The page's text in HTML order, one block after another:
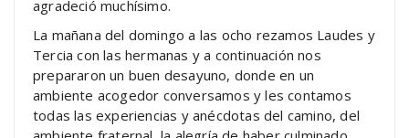
agradeció muchísimo.
La mañana del domingo a las ocho rezamos Laudes y
Tercia con las hermanas y a continuación nos
prepararon un buen desayuno, donde en un
ambiente acogedor conversamos y les contamos
todas las experiencias y anécdotas del camino, del